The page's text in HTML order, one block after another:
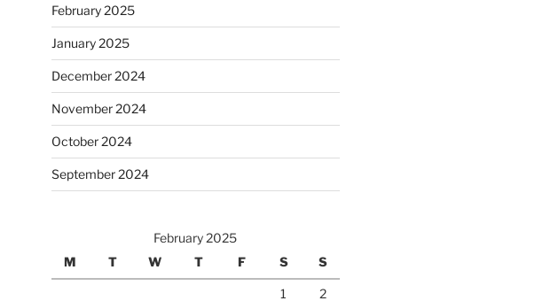
February 2025
January 2025
December 2024
November 2024
October 2024
September 2024
February 2025
M
T W T F S S
1
2